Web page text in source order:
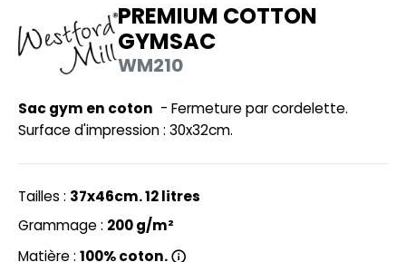
VISIBILITE
MODULABLES
DE MAISON
IN EUROPE
SI ON L'APPELAIT FRANCIS
HALES
PREMIUM COTTON
GYMSAC
WM210
Sac gym en coton - Fermeture par cordelette.
Surface d'impression : 30x32cm.
Tailles : 37x46cm. 12 litres
Grammage : 200 g/m²
Matière : 100% coton.